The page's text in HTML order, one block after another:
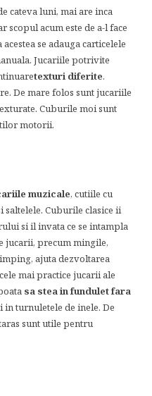
cateva luni, mai are inca
scopul acum este de a-l face
se adauga carticelele
Jucariile potrivite
texturi diferite.
De mare folos sunt jucariile
Cuburile moi sunt
motorii.
muzicale, cutiile cu
saltelele. Cuburile clasice ii
si il invata ce se intampla
jucarii, precum mingile,
ajuta dezvoltarea
mai practice jucarii ale
sa stea in fundulet fara
in turnuletele de inele. De
sunt utile pentru